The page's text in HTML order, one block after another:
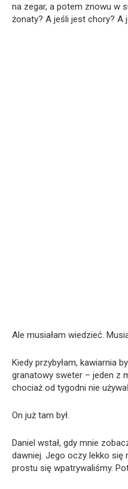
na zegar, a potem znowu w
żonaty? A jeśli jest chory? A
Ale musiałam wiedzieć.
Kiedy przybyłam, kawiarnia
granatowy sweter – jeden z
chociaż od tygodni nie
On już tam był.
Daniel wstał, gdy mnie
dawniej. Jego oczy lekko się
prostu się wpatrywaliśmy.